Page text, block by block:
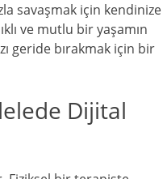
savaşmak için kendinize
ve mutlu bir yaşamın
geride bırakmak için bir
Dijital